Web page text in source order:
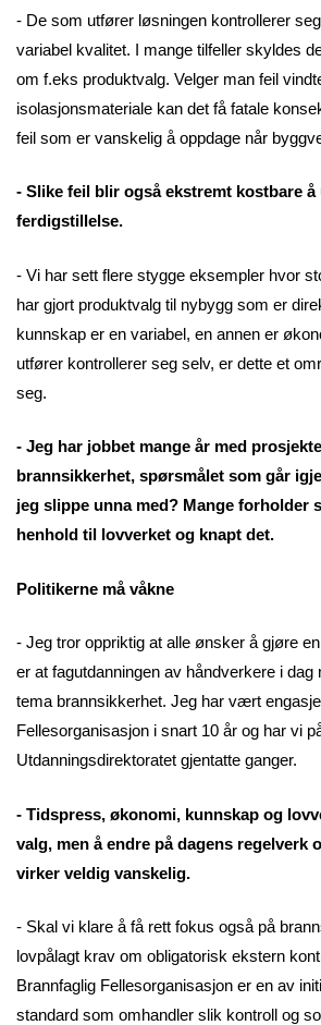
- De som utfører løsningen kontrollerer
variabel kvalitet. I mange tilfeller skyldes
om f.eks produktvalg. Velger man feil
isolasjonsmateriale kan det få fatale
feil som er vanskelig å oppdage når
- Slike feil blir også ekstremt kostbare å
ferdigstillelse.
- Vi har sett flere stygge eksempler hvor
har gjort produktvalg til nybygg som er
kunnskap er en variabel, en annen er
utfører kontrollerer seg selv, er dette et
seg.
- Jeg har jobbet mange år med
brannsikkerhet, spørsmålet som går
jeg slippe unna med? Mange forholder
henhold til lovverket og knapt det.
Politikerne må våkne
- Jeg tror oppriktig at alle ønsker å gjøre
er at fagutdanningen av håndverkere i
tema brannsikkerhet. Jeg har vært
Fellesorganisasjon i snart 10 år og har vi
Utdanningsdirektoratet gjentatte ganger.
- Tidspress, økonomi, kunnskap og
valg, men å endre på dagens
virker veldig vanskelig.
- Skal vi klare å få rett fokus også på
lovpålagt krav om obligatorisk ekstern
Brannfaglig Fellesorganisasjon er en av
standard som omhandler slik kontroll og